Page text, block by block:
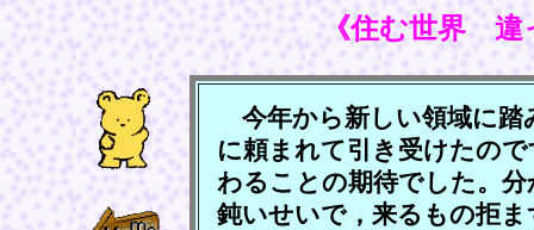
《住む世界 違
今年から新しい領域に踏
に頼まれて引き受けたの
わることの期待でした。
鈍いせいで，来るもの拒